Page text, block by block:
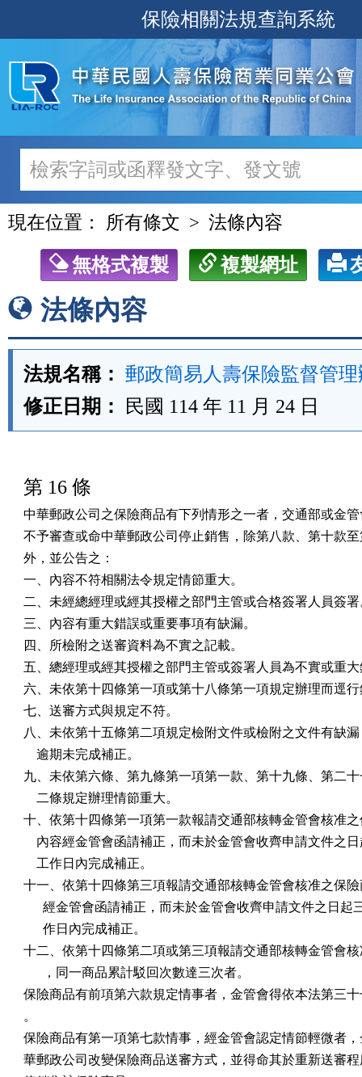
至
主
內
容
保險相關法規查詢系統
現在位置： 所有條文 法條內容
無格式複製 複製網址
法條內容
法規名稱： 郵政簡易人壽保險監督管
修正日期：
民國 114 年 11 月 24 日
第 16 條
中華郵政公司之保險商品有下列情形之一者，交通部或金
不予審查或命中華郵政公司停止銷售，除第八款、第十款
外，並公告之：
一、內容不符相關法令規定情節重大。
二、未經總經理或經其授權之部門主管或合格簽署人員簽署
三、內容有重大錯誤或重要事項有缺漏。
四、所檢附之送審資料為不實之記載。
五、總經理或經其授權之部門主管或簽署人員為不實或重
六、未依第十四條第一項或第十八條第一項規定辦理而逕
七、送審方式與規定不符。
八、未依第十五條第二項規定檢附文件或檢附之文件有缺
    逾期未完成補正。
九、未依第六條、第九條第一項第一款、第十九條、第二
    二條規定辦理情節重大。
十、依第十四條第一項第一款報請交通部核轉金管會核准
內容經金管會函請補正，而未於金管會收齊申請文件之
    工作日內完成補正。
十一、依第十四條第三項報請交通部核轉金管會核准之保
經金管會函請補正，而未於金管會收齊申請文件之日起
      作日內完成補正。
十二、依第十四條第二項或第三項報請交通部核轉金管會
      ，同一商品累計駁回次數達三次者。
保險商品有前項第六款規定情事者，金管會得依本法第三
。
保險商品有第一項第七款情事，經金管會認定情節輕微者
華郵政公司改變保險商品送審方式，並得命其於重新送審